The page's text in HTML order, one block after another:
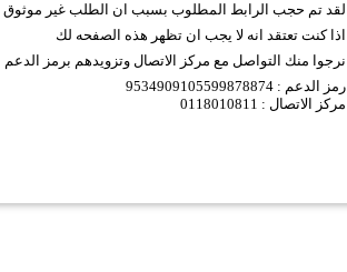
لقد تم حجب الرابط المطلوب بسبب ان الطلب غير موثوق
اذا كنت تعتقد انه لا يجب ان تظهر هذه الصفحه لك
نرجوا منك التواصل مع مركز الاتصال وتزويدهم برمز الدعم
9534909105599878874 : رمز الدعم
مركز الاتصال : 0118010811